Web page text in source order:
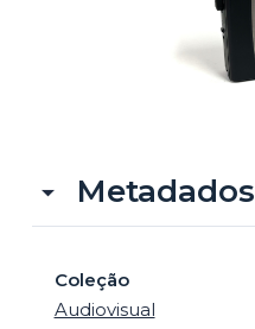
Metadados
Coleção
Audiovisual